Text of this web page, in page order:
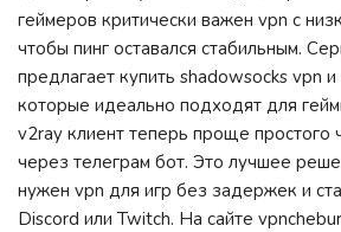
геймеров критически важен vpn с
чтобы пинг оставался стабильным.
предлагает купить shadowsocks vpn
которые идеально подходят для
v2ray клиент теперь проще простого
через телеграм бот. Это лучшее
нужен vpn для игр без задержек и
Discord или Twitch. На сайте